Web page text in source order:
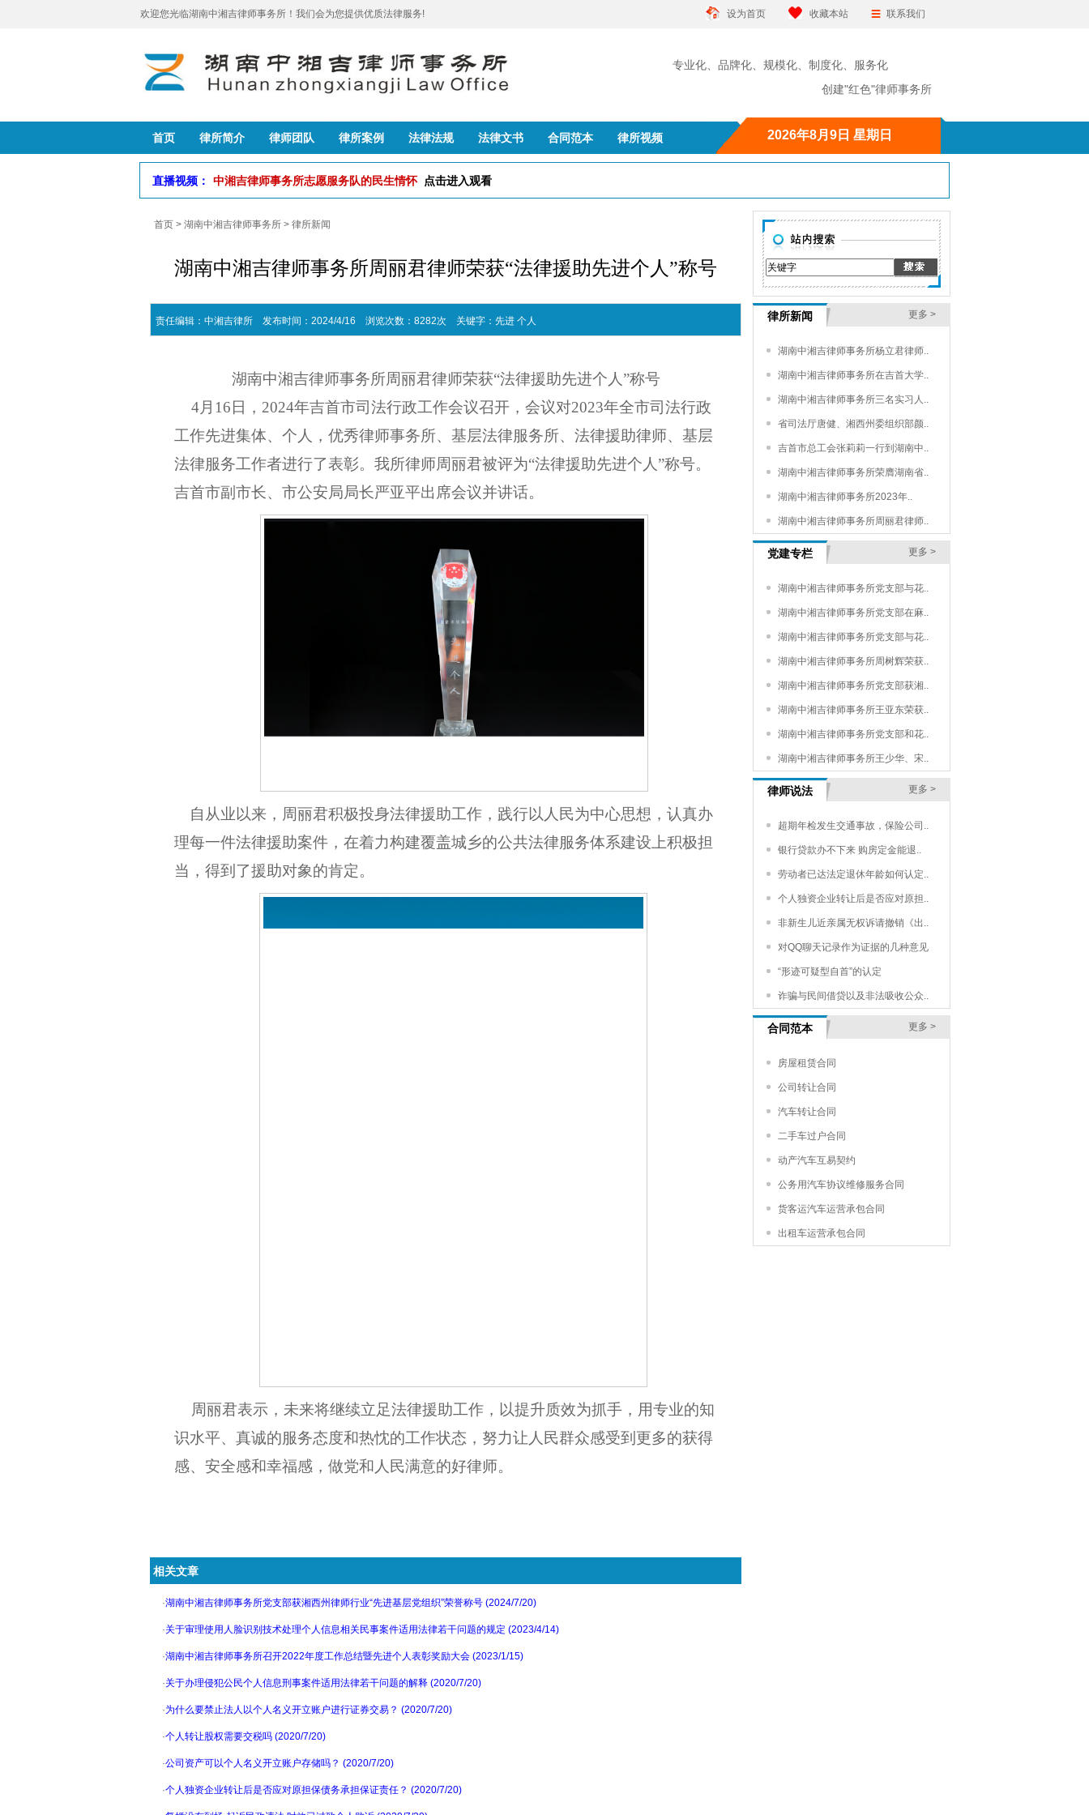
欢迎您光临湖南中湘吉律师事务所！我们会为您提供优质法律服务! 设为首页 收藏本站 联系我们
专业化、品牌化、规模化、制度化、服务化
创建"红色"律师事务所
首页 律所简介 律师团队 律所案例 法律法规 法律文书 合同范本 律所视频 2026年8月9日 星期日
直播视频： 中湘吉律师事务所志愿服务队的民生情怀 点击进入观看
首页 > 湖南中湘吉律师事务所 > 律所新闻
湖南中湘吉律师事务所周丽君律师荣获“法律援助先进个人”称号
责任编辑：中湘吉律所 发布时间：2024/4/16 浏览次数：8282次 关键字： 先进 个人
湖南中湘吉律师事务所周丽君律师荣获“法律援助先进个人”称号
4月16日， 2024年吉首市司法行政工作会议召开， 会议对2023年全市司法行政
工作先进集体、个人，优秀律师事务所、基层法律服务所、法律援助律师、基层
法律服务工作者进行了表彰。 我所律师周丽君被评为“法律援助先进个人”称号。
吉首市副市长、市公安局局长严亚平出席会议并讲话。
自从业以来，周丽君积极投身法律援助工作， 践行以人民为中心思想， 认真办
理每一件法律援助案件，在着力构建覆盖城乡的公共法律服务体系建设上积极担
当，得到了援助对象的肯定。
周丽君表示，未来将继续立足法律援助工作，以提升质效为抓手，用专业的知
识水平、真诚的服务态度和热忱的工作状态， 努力让人民群众感受到更多的获得
感、安全感和幸福感 ， 做党和人民满意的好律师。
相关文章
·湖南中湘吉律师事务所党支部获湘西州律师行业“先进基层党组织”荣誉称号 (2024/7/20)
·关于审理使用人脸识别技术处理个人信息相关民事案件适用法律若干问题的规定 (2023/4/14)
·湖南中湘吉律师事务所召开2022年度工作总结暨先进个人表彰奖励大会 (2023/1/15)
·关于办理侵犯公民个人信息刑事案件适用法律若干问题的解释 (2020/7/20)
·为什么要禁止法人以个人名义开立账户进行证券交易？ (2020/7/20)
·个人转让股权需要交税吗 (2020/7/20)
·公司资产可以个人名义开立账户存储吗？ (2020/7/20)
·个人独资企业转让后是否应对原担保债务承担保证责任？ (2020/7/20)
律所新闻 更多 >
湖南中湘吉律师事务所杨立君律师..
湖南中湘吉律师事务所在吉首大学..
湖南中湘吉律师事务所三名实习人..
省司法厅唐健、湘西州委组织部颜..
吉首市总工会张莉莉一行到湖南中..
湖南中湘吉律师事务所荣膺湖南省..
湖南中湘吉律师事务所2023年..
湖南中湘吉律师事务所周丽君律师..
党建专栏 更多 >
湖南中湘吉律师事务所党支部与花..
湖南中湘吉律师事务所党支部在麻..
湖南中湘吉律师事务所党支部与花..
湖南中湘吉律师事务所周树辉荣获..
湖南中湘吉律师事务所党支部获湘..
湖南中湘吉律师事务所王亚东荣获..
湖南中湘吉律师事务所党支部和花..
湖南中湘吉律师事务所王少华、宋..
律师说法 更多 >
超期年检发生交通事故，保险公司..
银行贷款办不下来 购房定金能退..
劳动者已达法定退休年龄如何认定..
个人独资企业转让后是否应对原担..
非新生儿近亲属无权诉请撤销《出..
对QQ聊天记录作为证据的几种意见
“形迹可疑型自首”的认定
诈骗与民间借贷以及非法吸收公众..
合同范本 更多 >
房屋租赁合同
公司转让合同
汽车转让合同
二手车过户合同
动产汽车互易契约
公务用汽车协议维修服务合同
货客运汽车运营承包合同
出租车运营承包合同